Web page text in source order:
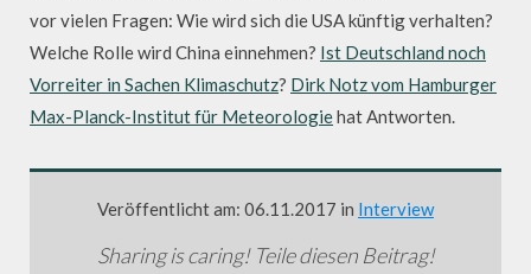
vor vielen Fragen: Wie wird sich die USA künftig verhalten?
Welche Rolle wird China einnehmen? Ist Deutschland noch
Vorreiter in Sachen Klimaschutz? Dirk Notz vom Hamburger
Max-Planck-Institut für Meteorologiehat Antworten.
Veröffentlicht am: 06.11.2017 in Interview
Sharing is caring! Teile diesen Beitrag!